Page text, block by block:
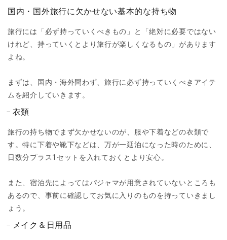
国内・国外旅行に欠かせない基本的な持ち物
旅行には「必ず持っていくべきもの」と「絶対に必要ではない
けれど、持っていくとより旅行が楽しくなるもの」があります
よね。
まずは、国内・海外問わず、旅行に必ず持っていくべきアイテ
ムを紹介していきます。
衣類
旅行の持ち物でまず欠かせないのが、服や下着などの衣類で
す。特に下着や靴下などは、万が一延泊になった時のために、
日数分プラス1セットを入れておくとより安心。
また、宿泊先によってはパジャマが用意されていないところも
あるので、事前に確認してお気に入りのものを持っていきまし
ょう。
メイク＆日用品